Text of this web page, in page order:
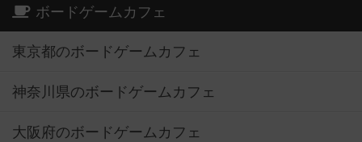
ボードゲームカフェ
東京都のボードゲームカフェ
神奈川県のボードゲームカフェ
大阪府のボードゲームカフェ